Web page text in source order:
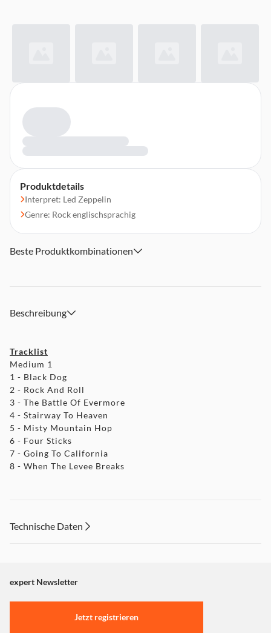
Produktdetails
Interpret: Led Zeppelin
Genre: Rock englischsprachig
Beste Produktkombinationen
Beschreibung
Tracklist
Medium 1
1 - Black Dog
2 - Rock And Roll
3 - The Battle Of Evermore
4 - Stairway To Heaven
5 - Misty Mountain Hop
6 - Four Sticks
7 - Going To California
8 - When The Levee Breaks
Technische Daten
expert Newsletter
Jetzt registrieren